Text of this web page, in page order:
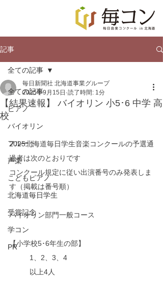
記事
全ての記事
ピアノ
バイオリン
フルート
声楽
こどもピアノ
北海道毎日学生
受賞記念
学コン
PR
全ての記事
【結果速報】 バイオリン 小5･6 中学 高
校
毎日新聞社 北海道事業グループ
2025年9月15日 読了時間: 1分
2025北海道毎日学生音楽コンクールの予選通
過者は次のとおりです
コンクール規定に従い出演番号のみ発表しま
す（掲載は番号順）
バイオリン部門一般コース
【小学校5･6年生の部】
1、2、3、4
  	以上4人